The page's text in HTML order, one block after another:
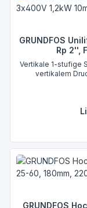
GRUNDFOS
Rp 2'',
Vertikale 1-stufige
vertikalem
GRUNDFOS